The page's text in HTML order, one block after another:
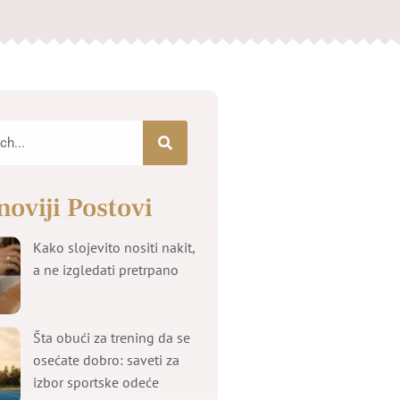
Postovi
Kako slojevito nositi nakit,
a ne izgledati pretrpano
Šta obući za trening da se
osećate dobro: saveti za
izbor sportske odeće